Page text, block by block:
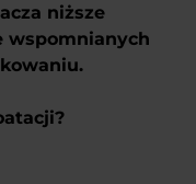
niższe
wspomnianych